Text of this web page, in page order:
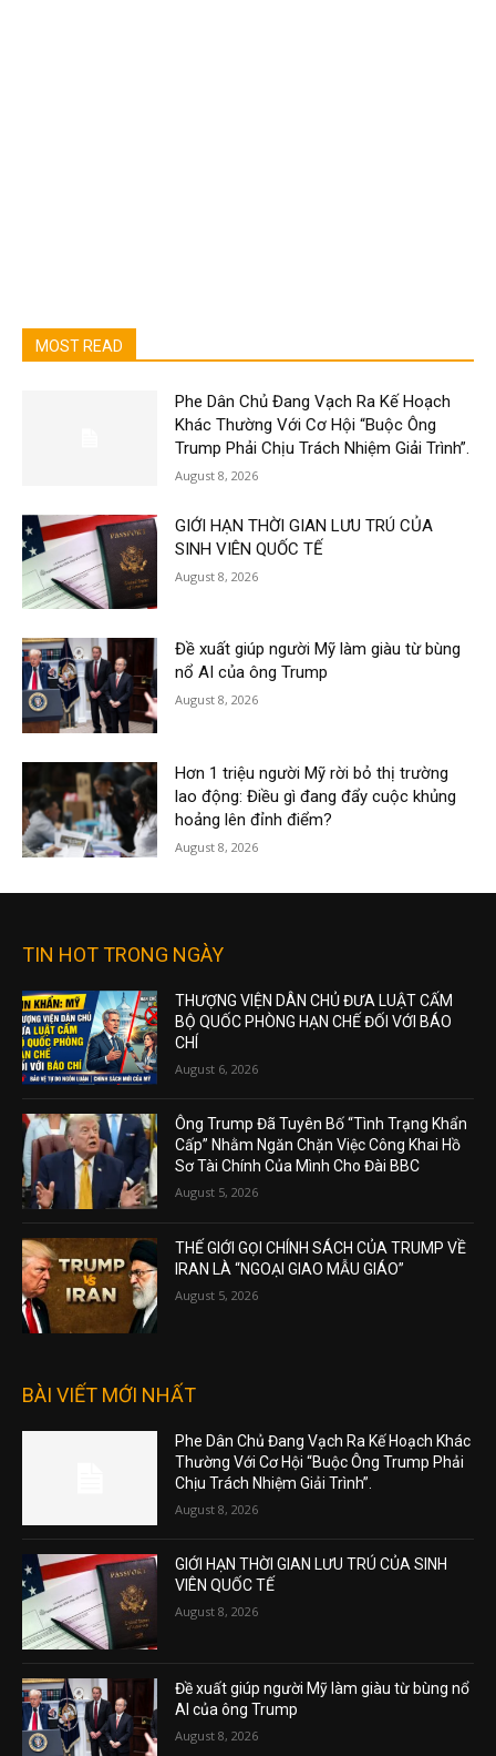
MOST READ
Phe Dân Chủ Đang Vạch Ra Kế Hoạch
Khác Thường Với Cơ Hội “Buộc Ông
Trump Phải Chịu Trách Nhiệm Giải Trình”.
August 8, 2026
GIỚI HẠN THỜI GIAN LƯU TRÚ CỦA
SINH VIÊN QUỐC TẾ
August 8, 2026
Đề xuất giúp người Mỹ làm giàu từ bùng
nổ AI của ông Trump
August 8, 2026
Hơn 1 triệu người Mỹ rời bỏ thị trường
lao động: Điều gì đang đẩy cuộc khủng
hoảng lên đỉnh điểm?
August 8, 2026
TIN HOT TRONG NGÀY
THƯỢNG VIỆN DÂN CHỦ ĐƯA LUẬT CẤM
BỘ QUỐC PHÒNG HẠN CHẾ ĐỐI VỚI BÁO
CHÍ
August 6, 2026
Ông Trump Đã Tuyên Bố “Tình Trạng Khẩn
Cấp” Nhằm Ngăn Chặn Việc Công Khai Hồ
Sơ Tài Chính Của Mình Cho Đài BBC
August 5, 2026
THẾ GIỚI GỌI CHÍNH SÁCH CỦA TRUMP VỀ
IRAN LÀ “NGOẠI GIAO MẪU GIÁO”
August 5, 2026
BÀI VIẾT MỚI NHẤT
Phe Dân Chủ Đang Vạch Ra Kế Hoạch Khác
Thường Với Cơ Hội “Buộc Ông Trump Phải
Chịu Trách Nhiệm Giải Trình”.
August 8, 2026
GIỚI HẠN THỜI GIAN LƯU TRÚ CỦA SINH
VIÊN QUỐC TẾ
August 8, 2026
Đề xuất giúp người Mỹ làm giàu từ bùng nổ
AI của ông Trump
August 8, 2026